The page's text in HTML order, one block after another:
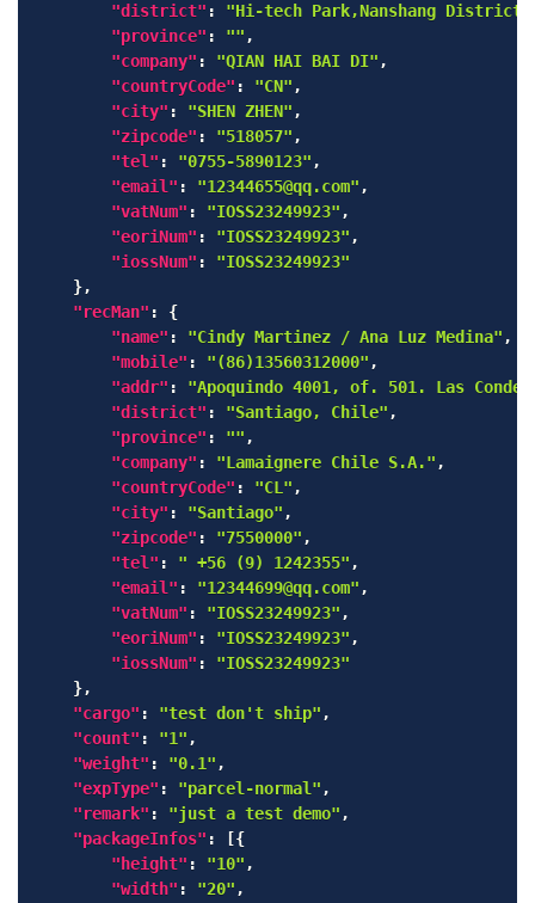
"district" : "Hi-tech Park,Nanshang District"
"province" : "" ,
"company" : "QIAN HAI BAI DI" ,
"countryCode" : "CN" ,
"city" : "SHEN ZHEN" ,
"zipcode" : "518057" ,
"tel" : "0755-5890123" ,
"email" : "12344655@qq.com" ,
"vatNum" : "IOSS23249923" ,
"eoriNum" : "IOSS23249923" ,
"iossNum" :
"IOSS23249923"
},
"recMan" :
{
"name" : "Cindy Martinez / Ana Luz Medina" ,
"mobile" : "(86)13560312000" ,
"addr" :
"Apoquindo 4001, of. 501. Las
"district" : "Santiago, Chile" ,
"province" : "" ,
"company" : "Lamaignere Chile S.A." ,
"countryCode" : "CL" ,
"city" : "Santiago" ,
"zipcode" : "7550000" ,
"tel" : " +56 (9) 1242355" ,
"email" : "12344699@qq.com" ,
"vatNum" : "IOSS23249923" ,
"eoriNum" : "IOSS23249923" ,
"iossNum" :
"IOSS23249923"
},
"cargo" : "test don't ship" ,
"count" : "1" ,
"weight" : "0.1" ,
"expType" : "parcel-normal" ,
"remark" : "just a test demo" ,
"packageInfos" : [{
"height" : "10" ,
"width" : "20" ,